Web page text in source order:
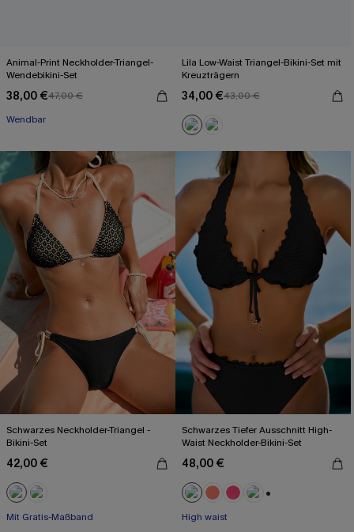
Animal-Print Neckholder-Triangel-
Wendebikini-Set
38,00 €47,00 €
Wendbar
Lila Low-Waist Triangel-Bikini-Set mit
Kreuzträgern
34,00 €43,00 €
Schwarzes Neckholder-Triangel -
Bikini-Set
42,00 €
Mit Gratis-Maßband
Schwarzes Tiefer Ausschnitt High-
Waist Neckholder-Bikini-Set
48,00 €
High waist